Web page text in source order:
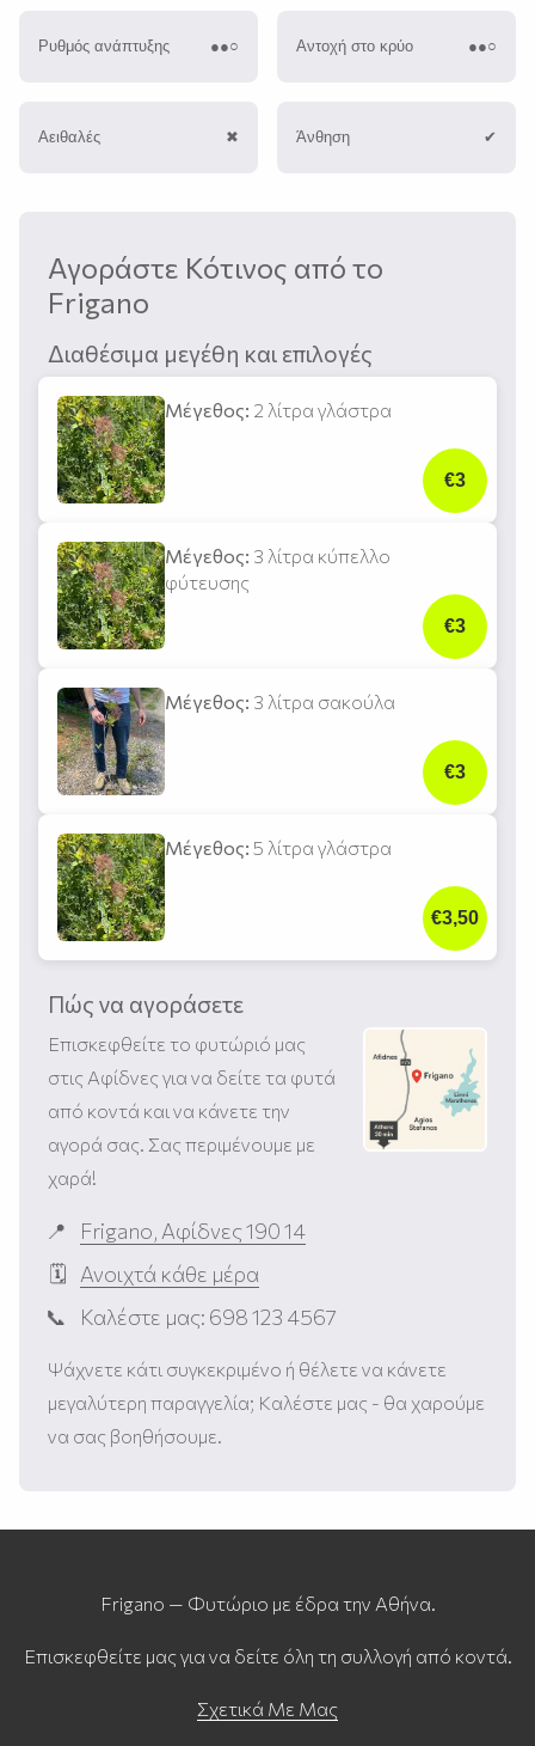
Ρυθμός ανάπτυξης ●●○ Αντοχή στο κρύο ●●○
Αειθαλές ✖︎ Άνθηση ✔︎
Αγοράστε Κότινος από το
Frigano
Διαθέσιμα μεγέθη και επιλογές
Μέγεθος: 2 λίτρα γλάστρα
€3
Μέγεθος: 3 λίτρα κύπελλο
φύτευσης
€3
Μέγεθος: 3 λίτρα σακούλα
€3
Μέγεθος: 5 λίτρα γλάστρα
€3,50
Πώς να αγοράσετε
Επισκεφθείτε το φυτώριό μας
στις Αφίδνες για να δείτε τα φυτά
από κοντά και να κάνετε την
αγορά σας. Σας περιμένουμε με
χαρά!
Frigano, Αφίδνες 190 14
Ανοιχτά κάθε μέρα
Καλέστε μας: 698 123 4567
Ψάχνετε κάτι συγκεκριμένο ή θέλετε να κάνετε
μεγαλύτερη παραγγελία; Καλέστε μας - θα χαρούμε
να σας βοηθήσουμε.
Frigano — Φυτώριο με έδρα την Αθήνα.
Επισκεφθείτε μας για να δείτε όλη τη συλλογή από κοντά.
Σχετικά Με Μας